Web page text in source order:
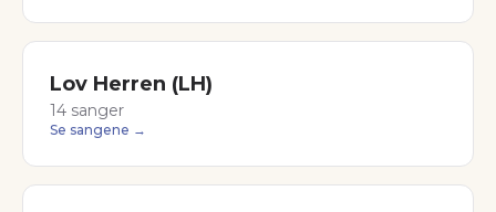
Lov Herren (LH)
14 sanger
Se sangene →